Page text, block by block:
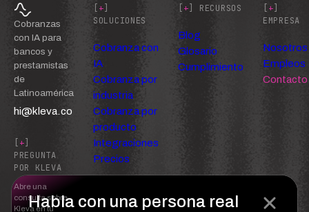
Habla con una persona real
Cobranzas
con IA para
bancos y
prestamistas
de
Latinoamérica
hi@kleva.co
[+]
PREGUNTA
POR KLEVA
Abre una
consulta sobre
Kleva en tu
[+]
SOLUCIONES
Cobranza con
IA
Cobranza por
industria
Cobranza por
producto
Integraciones
Precios
[+] RECURSOS
Blog
Glosario
Cumplimiento
[+]
EMPRESA
Nosotros
Empleos
Contacto